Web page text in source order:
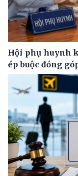
Hội phụ huynh
ép buộc đóng